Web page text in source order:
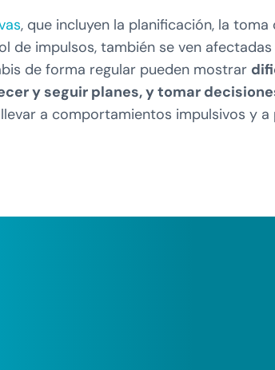
, que incluyen la planificación, la
de impulsos, también se ven
de forma regular pueden mostrar
y seguir planes, y tomar
a comportamientos impulsivos y